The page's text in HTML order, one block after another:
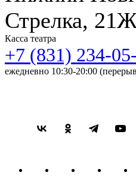
Стрелка,
Касса театра
+7 (831) 234-
ежедневно 10:30-20:00